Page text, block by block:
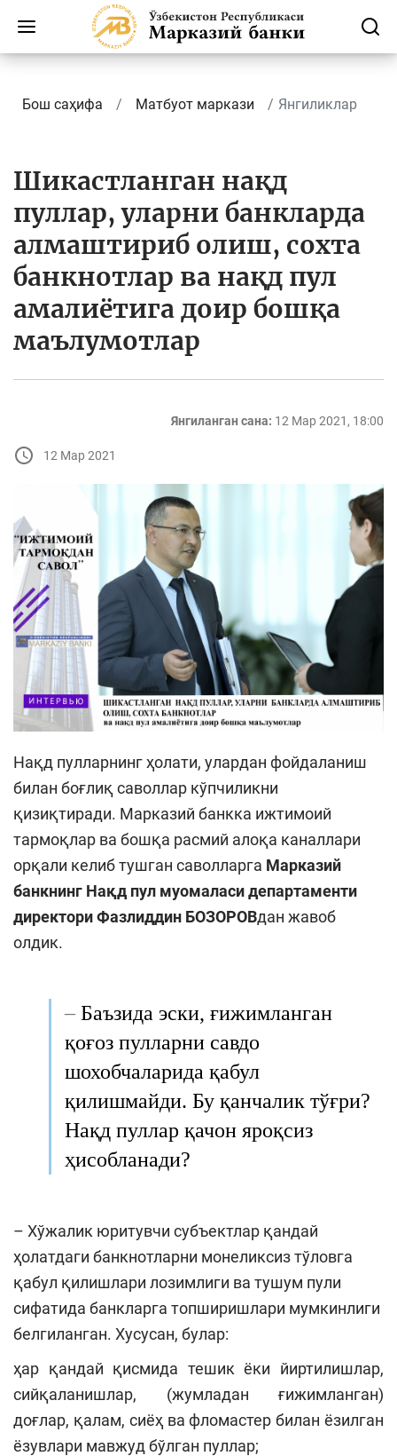
Бош саҳифа Матбуот маркази Янгиликлар
Шикастланган нақд
пуллар, уларни банкларда
алмаштириб олиш, сохта
банкнотлар ва нақд пул
амалиётига доир бошқа
маълумотлар
Янгиланган сана: 12 Мар 2021, 18:00
12 Мар 2021
Нақд пулларнинг ҳолати, улардан фойдаланиш
билан боғлиқ саволлар кўпчиликни
қизиқтиради. Марказий банкка ижтимоий
тармоқлар ва бошқа расмий алоқа каналлари
орқали келиб тушган саволларга Марказий
банкнинг Нақд пул муомаласи департаменти
директори Фазлиддин БОЗОРОВдан жавоб
олдик.
–Баъзида эски, ғижимланган
қоғоз пулларни савдо
шохобчаларида қабул
қилишмайди. Бу қанчалик тўғри?
Нақд пуллар қачон яроқсиз
ҳисобланади?
– Хўжалик юритувчи субъектлар қандай
ҳолатдаги банкнотларни монеликсиз тўловга
қабул қилишлари лозимлиги ва тушум пули
сифатида банкларга топширишлари мумкинлиги
белгиланган. Хусусан, булар:
ҳар қандай қисмида тешик ёки йиртилишлар,
сийқаланишлар, (жумладан ғижимланган)
доғлар, қалам, сиёҳ ва фломастер билан ёзилган
ёзувлари мавжуд бўлган пуллар;